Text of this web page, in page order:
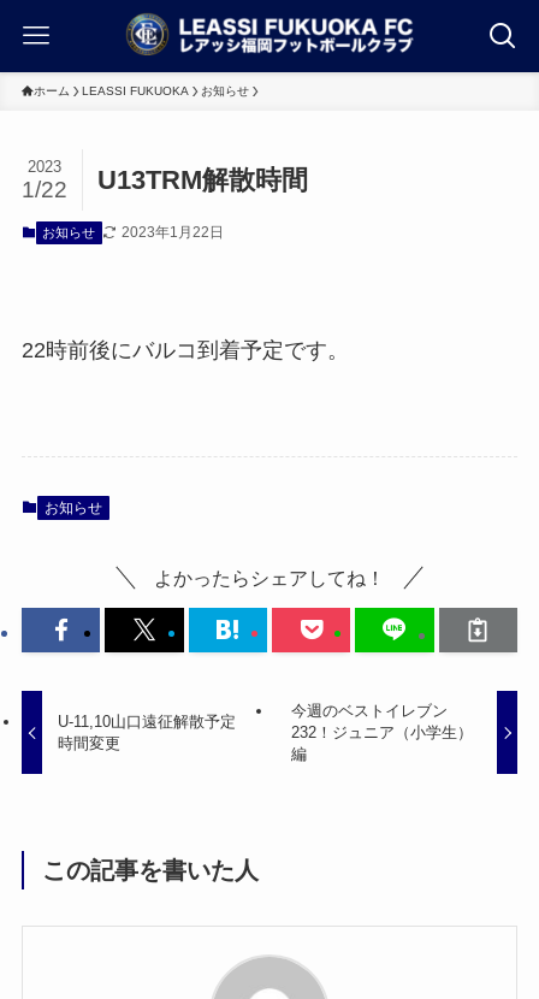
ホーム LEASSI FUKUOKA お知らせ
U13TRM解散時間
2023
1/22
お知らせ 2023年1月22日
22時前後にバルコ到着予定です。
お知らせ
よかったらシェアしてね！
U-11,10山口遠征解散予定
時間変更
今週のベストイレブン
232！ジュニア（小学生）
編
この記事を書いた人